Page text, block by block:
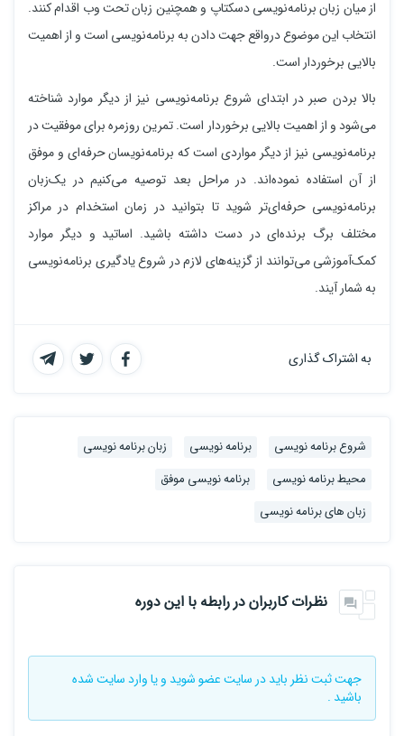
از میان زبان برنامه‌نویسی دسکتاپ و همچنین زبان تحت وب اقدام کنند.
انتخاب این موضوع درواقع جهت دادن به برنامه‌نویسی است و از اهمیت
بالایی برخوردار است.
بالا بردن صبر در ابتدای شروع برنامه‌نویسی نیز از دیگر موارد شناخته
می‌شود و از اهمیت بالایی برخوردار است. تمرین روزمره برای موفقیت در
برنامه‌نویسی نیز از دیگر مواردی است که برنامه‌نویسان حرفه‌ای و موفق
از آن استفاده نموده‌اند. در مراحل بعد توصیه می‌کنیم در یک‌زبان
برنامه‌نویسی حرفه‌ای‌تر شوید تا بتوانید در زمان استخدام در مراکز
مختلف برگ برنده‌ای در دست داشته باشید. اساتید و دیگر موارد
کمک‌آموزشی می‌توانند از گزینه‌های لازم در شروع یادگیری برنامه‌نویسی
به شمار آیند.
به اشتراک گذاری
شروع برنامه نویسی برنامه نویسی
زبان برنامه نویسی
محیط برنامه نویسی
برنامه نویسی موفق
زبان های برنامه نویسی
نظرات کاربران در رابطه با این دوره
جهت ثبت نظر باید در سایتعضو شوید و یاوارد سایتشده
باشید .